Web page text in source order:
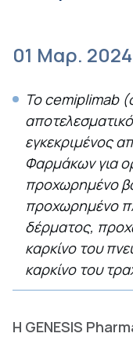
01 Μαρ. 2024
Το cemiplimab
εγκεκριμένος
Φαρμάκων για
προχωρημένο
προχωρημένο
δέρματος,
καρκίνο του
καρκίνο του
H GENESIS